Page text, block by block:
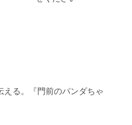
支援に
ご予約
ださ
い。 ※
込みは
える。『門前のパンダちゃ